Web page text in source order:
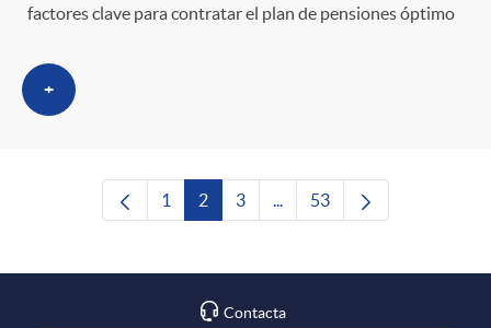
factores clave para contratar el plan de pensiones óptimo
+
Página
1 Página
2 Página
3 ...Páginas intermedias Use
Página
53
Contacta